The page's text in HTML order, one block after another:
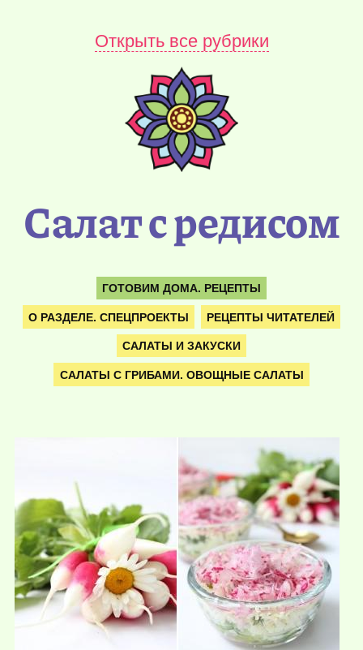
Открыть все рубрики
Салат с редисом
ГОТОВИМ ДОМА. РЕЦЕПТЫ
О РАЗДЕЛЕ. СПЕЦПРОЕКТЫ РЕЦЕПТЫ ЧИТАТЕЛЕЙ
САЛАТЫ И ЗАКУСКИ
САЛАТЫ С ГРИБАМИ. ОВОЩНЫЕ САЛАТЫ